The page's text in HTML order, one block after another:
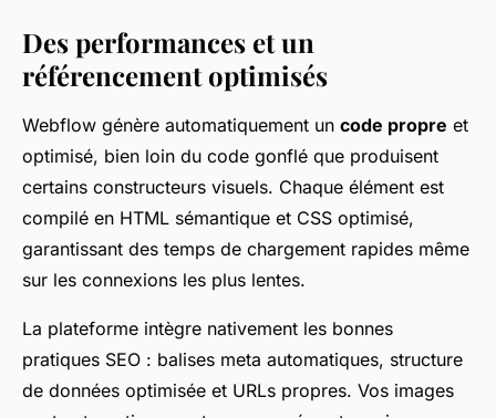
Des performances et un
référencement optimisés
Webflow génère automatiquement un code propre et
optimisé, bien loin du code gonflé que produisent
certains constructeurs visuels. Chaque élément est
compilé en HTML sémantique et CSS optimisé,
garantissant des temps de chargement rapides même
sur les connexions les plus lentes.
La plateforme intègre nativement les bonnes
pratiques SEO : balises meta automatiques, structure
de données optimisée et URLs propres. Vos images